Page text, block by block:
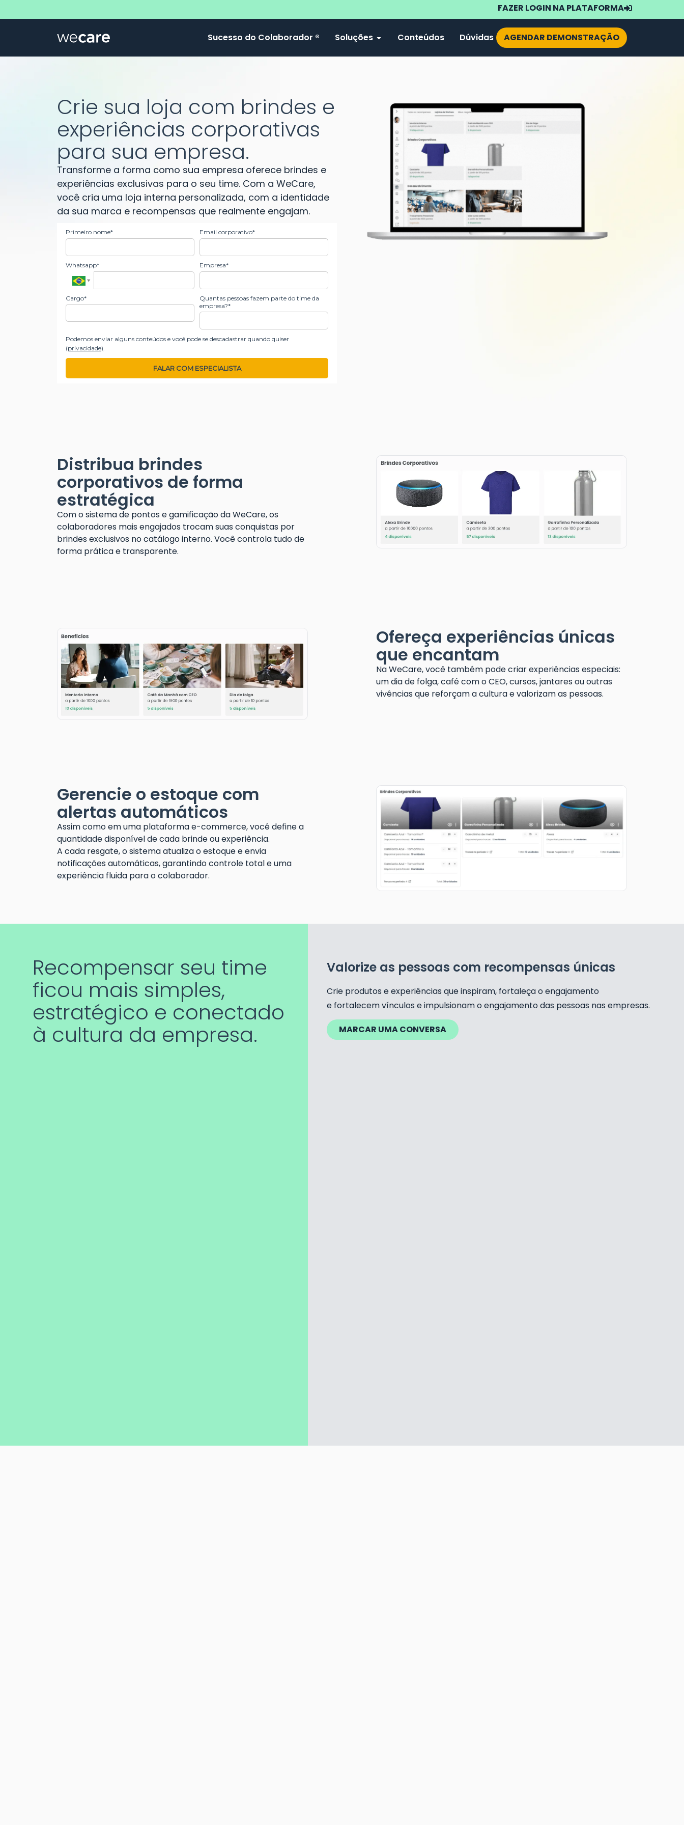
FAZER LOGIN NA PLATAFORMA
Sucesso do Colaborador ® Soluções Conteúdos Dúvidas AGENDAR DEMONSTRAÇÃO
Crie sua loja com brindes e
experiências corporativas
para sua empresa.
Transforme a forma como sua empresa oferece brindes e
experiências exclusivas para o seu time. Com a WeCare,
você cria uma loja interna personalizada, com a identidade
da sua marca e recompensas que realmente engajam.
Primeiro nome* Email corporativo*
Whatsapp* Empresa*
Cargo*
Quantas pessoas fazem parte do time da
empresa?*
Podemos enviar alguns conteúdos e você pode se descadastrar quando quiser
(privacidade).
FALAR COM ESPECIALISTA
Distribua brindes
corporativos de forma
estratégica
Com o sistema de pontos e gamificação da WeCare, os
colaboradores mais engajados trocam suas conquistas por
brindes exclusivos no catálogo interno. Você controla tudo de
forma prática e transparente.
Ofereça experiências únicas
que encantam
Na WeCare, você também pode criar experiências especiais:
um dia de folga, café com o CEO, cursos, jantares ou outras
vivências que reforçam a cultura e valorizam as pessoas.
Gerencie o estoque com
alertas automáticos
Assim como em uma plataforma e-commerce, você define a
quantidade disponível de cada brinde ou experiência.
A cada resgate, o sistema atualiza o estoque e envia
notificações automáticas, garantindo controle total e uma
experiência fluida para o colaborador.
Recompensar seu time
ficou mais simples,
estratégico e conectado
à cultura da empresa.
Valorize as pessoas com recompensas únicas
Crie produtos e experiências que inspiram, fortaleça o engajamento
e fortalecem vínculos e impulsionam o engajamento das pessoas nas empresas.
MARCAR UMA CONVERSA